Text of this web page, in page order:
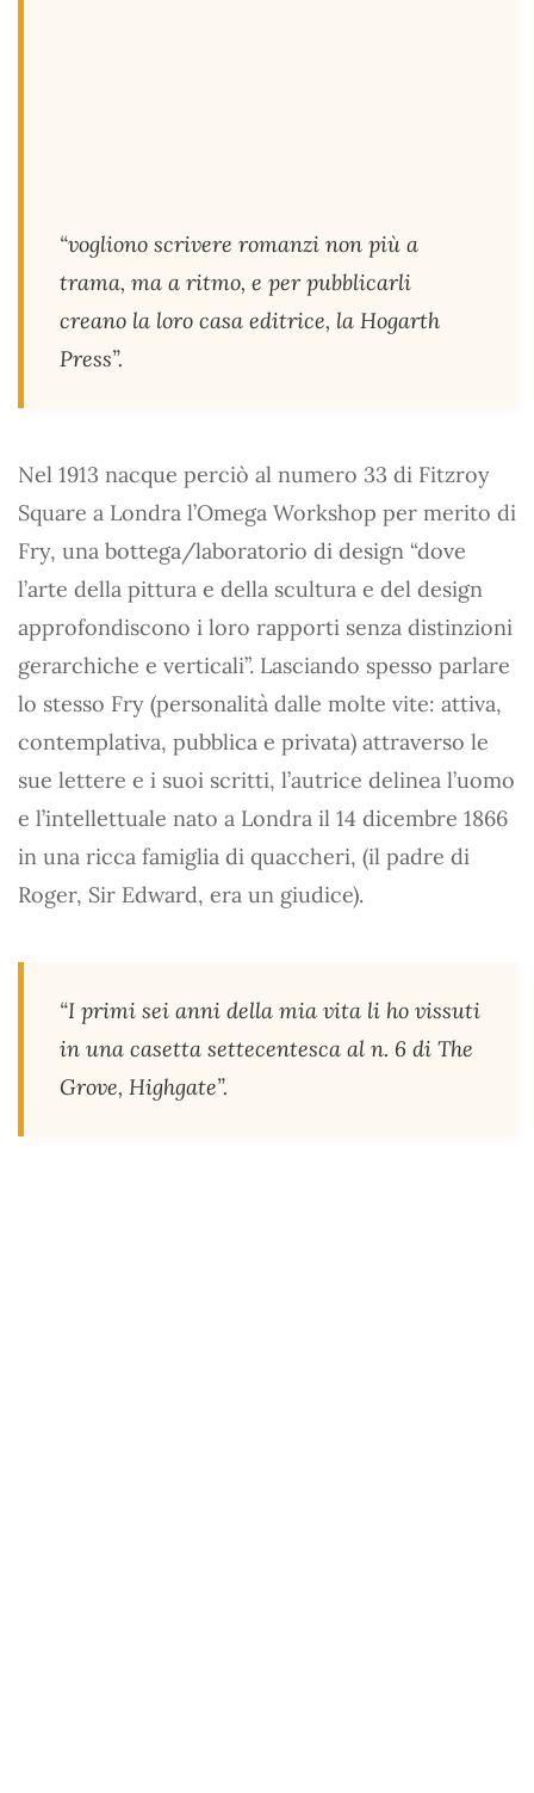
“vogliono scrivere romanzi non più a
trama, ma a ritmo, e per pubblicarli
creano la loro casa editrice, la Hogarth
Press”.
Nel 1913 nacque perciò al numero 33 di Fitzroy
Square a Londra l’Omega Workshop per merito di
Fry, una bottega/laboratorio di design “dove
l’arte della pittura e della scultura e del design
approfondiscono i loro rapporti senza distinzioni
gerarchiche e verticali”. Lasciando spesso parlare
lo stesso Fry (personalità dalle molte vite: attiva,
contemplativa, pubblica e privata) attraverso le
sue lettere e i suoi scritti, l’autrice delinea l’uomo
e l’intellettuale nato a Londra il 14 dicembre 1866
in una ricca famiglia di quaccheri, (il padre di
Roger, Sir Edward, era un giudice).
“I primi sei anni della mia vita li ho vissuti
in una casetta settecentesca al n. 6 di The
Grove, Highgate”.